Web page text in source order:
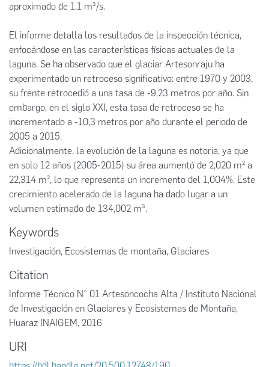
aproximado de 1,1 m³/s.
El informe detalla los resultados de la inspección técnica,
enfocándose en las características físicas actuales de la
laguna. Se ha observado que el glaciar Artesonraju ha
experimentado un retroceso significativo: entre 1970 y 2003,
su frente retrocedió a una tasa de -9,23 metros por año. Sin
embargo, en el siglo XXI, esta tasa de retroceso se ha
incrementado a -10,3 metros por año durante el periodo de
2005 a 2015.
Adicionalmente, la evolución de la laguna es notoria, ya que
en solo 12 años (2005-2015) su área aumentó de 2,020 m² a
22,314 m², lo que representa un incremento del 1,004%. Este
crecimiento acelerado de la laguna ha dado lugar a un
volumen estimado de 134,002 m³.
Keywords
Investigación, Ecosistemas de montaña, Glaciares
Citation
Informe Técnico N° 01 Artesoncocha Alta / Instituto Nacional
de Investigación en Glaciares y Ecosistemas de Montaña,
Huaraz INAIGEM, 2016
URI